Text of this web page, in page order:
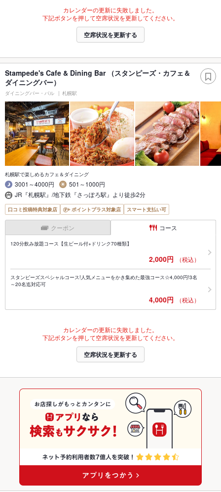
カレンダーの更新に失敗しました。
下記ボタンを押して空席状況を更新してください。
空席状況を更新する
Stampede's Cafe & Dining Bar （スタンピーズ・カフェ＆
ダイニングバー）
ダイニングバー・バル 札幌駅
札幌駅で楽しめるカフェ＆ダイニング
3001～4000円
501～1000円
JR『札幌駅』/地下鉄『さっぽろ駅』より徒歩2分
口コミ投稿特典対象店 ポイントプラス対象店 スマート支払い可
クーポン コース
120分飲み放題コース【生ビール付+ドリンク70種類】
2,000円 （税込）
スタンピーズスペシャルコース!人気メニューをかき集めた最強コース☆4,000円!3名
～20名迄対応可
4,000円 （税込）
カレンダーの更新に失敗しました。
下記ボタンを押して空席状況を更新してください。
空席状況を更新する